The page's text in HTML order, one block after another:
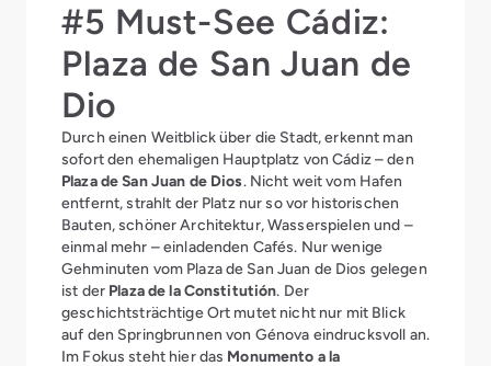
#5 Must-See Cádiz:
Plaza de San Juan de
Dio
Durch einen Weitblick über die Stadt, erkennt man
sofort den ehemaligen Hauptplatz von Cádiz – den
Plaza de San Juan de Dios. Nicht weit vom Hafen
entfernt, strahlt der Platz nur so vor historischen
Bauten, schöner Architektur, Wasserspielen und –
einmal mehr – einladenden Cafés. Nur wenige
Gehminuten vom Plaza de San Juan de Dios gelegen
ist der Plaza de la Constitutión. Der
geschichtsträchtige Ort mutet nicht nur mit Blick
auf den Springbrunnen von Génova eindrucksvoll an.
Im Fokus steht hier das Monumento a la